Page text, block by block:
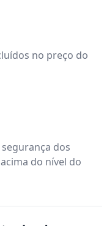
no preço do
dos
do nível do